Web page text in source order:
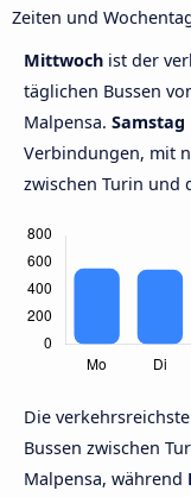
Zeiten und
Mittwoch ist der
täglichen Bussen
Malpensa. Samstag
Verbindungen, mit
zwischen Turin und
Die
Bussen zwischen
Malpensa, während